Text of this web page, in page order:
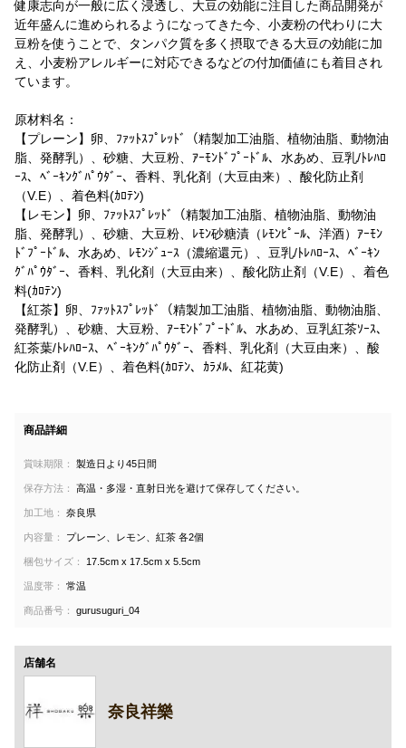
健康志向が一般に広く浸透し、大豆の効能に注目した商品開発が
近年盛んに進められるようになってきた今、小麦粉の代わりに大
豆粉を使うことで、タンパク質を多く摂取できる大豆の効能に加
え、小麦粉アレルギーに対応できるなどの付加価値にも着目され
ています。
原材料名：
【プレーン】卵、ﾌｧｯﾄｽﾌﾟﾚｯﾄﾞ（精製加工油脂、植物油脂、動物油
脂、発酵乳）、砂糖、大豆粉、ｱｰﾓﾝﾄﾞﾌﾟｰﾄﾞﾙ、水あめ、豆乳/ﾄﾚﾊﾛ
ｰｽ、ﾍﾞｰｷﾝｸﾞﾊﾟｳﾀﾞｰ、香料、乳化剤（大豆由来）、酸化防止剤
（V.E）、着色料(ｶﾛﾃﾝ)
【レモン】卵、ﾌｧｯﾄｽﾌﾟﾚｯﾄﾞ（精製加工油脂、植物油脂、動物油
脂、発酵乳）、砂糖、大豆粉、ﾚﾓﾝ砂糖漬（ﾚﾓﾝﾋﾟｰﾙ、洋酒）ｱｰﾓﾝ
ﾄﾞﾌﾟｰﾄﾞﾙ、水あめ、ﾚﾓﾝｼﾞｭｰｽ（濃縮還元）、豆乳/ﾄﾚﾊﾛｰｽ、ﾍﾞｰｷﾝ
ｸﾞﾊﾟｳﾀﾞｰ、香料、乳化剤（大豆由来）、酸化防止剤（V.E）、着色
料(ｶﾛﾃﾝ)
【紅茶】卵、ﾌｧｯﾄｽﾌﾟﾚｯﾄﾞ（精製加工油脂、植物油脂、動物油脂、
発酵乳）、砂糖、大豆粉、ｱｰﾓﾝﾄﾞﾌﾟｰﾄﾞﾙ、水あめ、豆乳紅茶ｿｰｽ、
紅茶葉/ﾄﾚﾊﾛｰｽ、ﾍﾞｰｷﾝｸﾞﾊﾟｳﾀﾞｰ、香料、乳化剤（大豆由来）、酸
化防止剤（V.E）、着色料(ｶﾛﾃﾝ、ｶﾗﾒﾙ、紅花黄)
商品詳細
賞味期限： 製造日より45日間
保存方法： 高温・多湿・直射日光を避けて保存してください。
加工地： 奈良県
内容量： プレーン、レモン、紅茶 各2個
梱包サイズ： 17.5cm x 17.5cm x 5.5cm
温度帯： 常温
商品番号： gurusuguri_04
店舗名
奈良祥樂